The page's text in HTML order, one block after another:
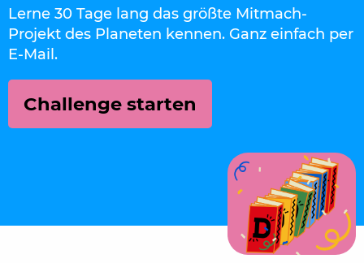
Lerne 30 Tage lang das größte Mitmach-
Projekt des Planeten kennen. Ganz einfach per
E-Mail.
Challenge starten